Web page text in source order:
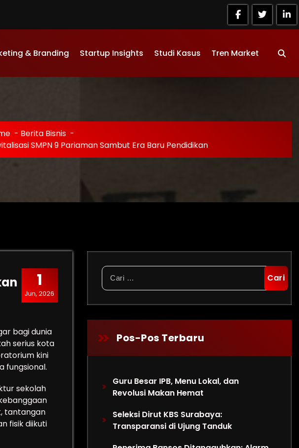
& Branding Startup Insights Studi Kasus Tren Market
- Berita Bisnis -
SMPN 9 Pariaman Sambut Era Baru Pendidikan
1
Jun, 2026
bagi dunia
serius kota
kini
fungsional.
sekolah
tantangan
fisik diikuti
Cari
untuk:
Pos-Pos Terbaru
Guru Besar IPB, Menu Lokal, dan
Revolusi Makan Hemat
Seleksi Dirut KBS Surabaya:
Transparansi di Ujung Tanduk